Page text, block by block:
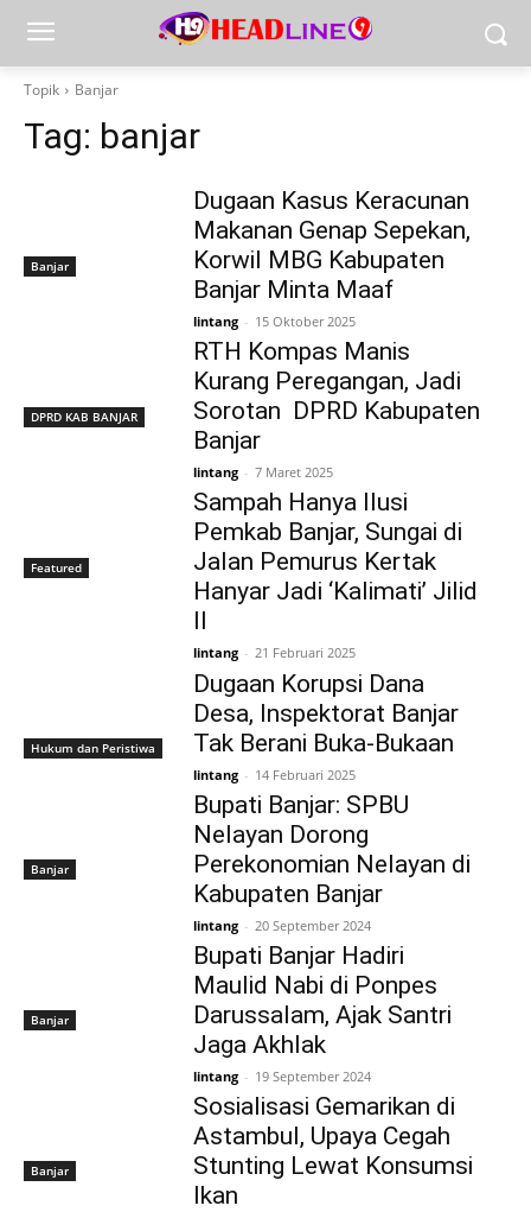
Topik Banjar
Tag: banjar
Banjar
Dugaan Kasus Keracunan
Makanan Genap Sepekan,
Korwil MBG Kabupaten
Banjar Minta Maaf
lintang - 15 Oktober 2025
DPRD KAB BANJAR
RTH Kompas Manis
Kurang Peregangan, Jadi
Sorotan DPRD Kabupaten
Banjar
lintang - 7 Maret 2025
Featured
Sampah Hanya Ilusi
Pemkab Banjar, Sungai di
Jalan Pemurus Kertak
Hanyar Jadi ‘Kalimati’ Jilid
II
lintang - 21 Februari 2025
Hukum dan Peristiwa
Dugaan Korupsi Dana
Desa, Inspektorat Banjar
Tak Berani Buka-Bukaan
lintang - 14 Februari 2025
Banjar
Bupati Banjar: SPBU
Nelayan Dorong
Perekonomian Nelayan di
Kabupaten Banjar
lintang - 20 September 2024
Banjar
Bupati Banjar Hadiri
Maulid Nabi di Ponpes
Darussalam, Ajak Santri
Jaga Akhlak
lintang - 19 September 2024
Banjar
Sosialisasi Gemarikan di
Astambul, Upaya Cegah
Stunting Lewat Konsumsi
Ikan